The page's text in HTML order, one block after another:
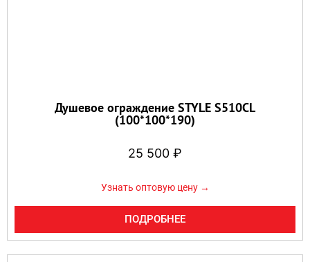
Душевое ограждение STYLE S510CL
(100*100*190)
25 500 ₽
Узнать оптовую цену →
ПОДРОБНЕЕ